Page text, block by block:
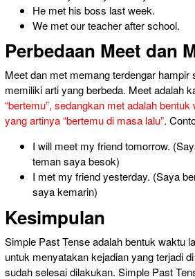
He met his boss last week.
We met our teacher after school.
Perbedaan Meet dan
Meet dan met memang terdengar
memiliki arti yang berbeda. Meet adalah
“bertemu”, sedangkan met adalah
yang artinya “bertemu di masa lalu”.
I will meet my friend tomorrow.
teman saya besok)
I met my friend yesterday. (Saya
saya kemarin)
Kesimpulan
Simple Past Tense adalah bentuk waktu
untuk menyatakan kejadian yang terjadi
sudah selesai dilakukan. Simple Past